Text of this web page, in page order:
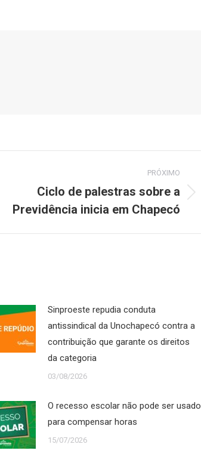
PRÓXIMO
Ciclo de palestras sobre a
Previdência inicia em Chapecó
Sinproeste repudia conduta
antissindical da Unochapecó contra a
contribuição que garante os direitos
da categoria
03/08/2026
O recesso escolar não pode ser usado
para compensar horas
15/07/2026